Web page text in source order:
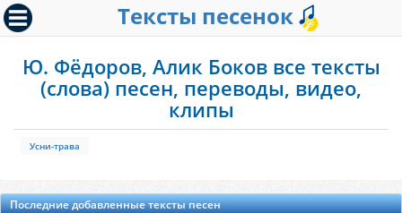
Тексты песенок
Ю. Фёдоров, Алик Боков все тексты
(слова) песен, переводы, видео,
клипы
Усни-трава
Последние добавленные тексты песен